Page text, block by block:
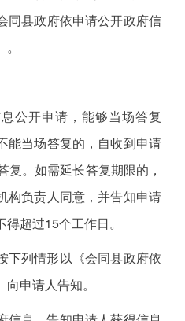
同县政府依申请公开政府信
公开申请，能够当场答复
能当场答复的，自收到申请
复。如需延长答复期限的，
构负责人同意，并告知申请
超过15个工作日。
下列情形以《会同县政府依
申请人告知。